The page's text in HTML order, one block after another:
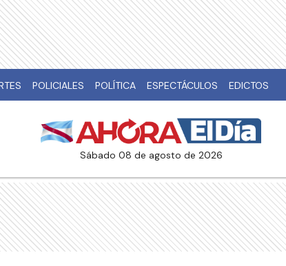
POLICIALES POLÍTICA ESPECTÁCULOS EDICTOS
sábado 08 de agosto de 2026